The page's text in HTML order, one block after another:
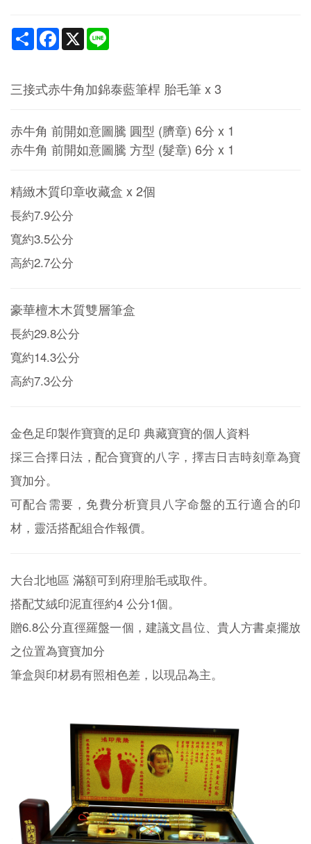
ShareFacebook
X
三接式赤牛角加錦泰藍筆桿 胎毛筆 x 3
赤牛角 前開如意圖騰 圓型 (臍章) 6分 x 1
赤牛角 前開如意圖騰 方型 (髮章) 6分 x 1
精緻木質印章收藏盒 x 2個
長約7.9公分
寬約3.5公分
高約2.7公分
豪華檀木木質雙層筆盒
長約29.8公分
寬約14.3公分
高約7.3公分
金色足印製作寶寶的足印 典藏寶寶的個人資料
採三合擇日法，配合寶寶的八字，擇吉日吉時刻章為寶
寶加分。
可配合需要，免費分析寶貝八字命盤的五行適合的印
材，靈活搭配組合作報價。
大台北地區 滿額可到府理胎毛或取件。
搭配艾絨印泥直徑約4 公分1個。
贈6.8公分直徑羅盤一個，建議文昌位、貴人方書桌擺放
之位置為寶寶加分
筆盒與印材易有照相色差，以現品為主。